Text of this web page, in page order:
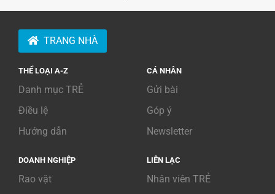
TRANG NHÀ
THỂ LOẠI A-Z
Danh mục TRẺ
Điều lệ
Hướng dẫn
CÁ NHÂN
Gửi bài
Góp ý
Newsletter
DOANH NGHIỆP
Rao vặt
LIÊN LẠC
Nhân viên TRẺ